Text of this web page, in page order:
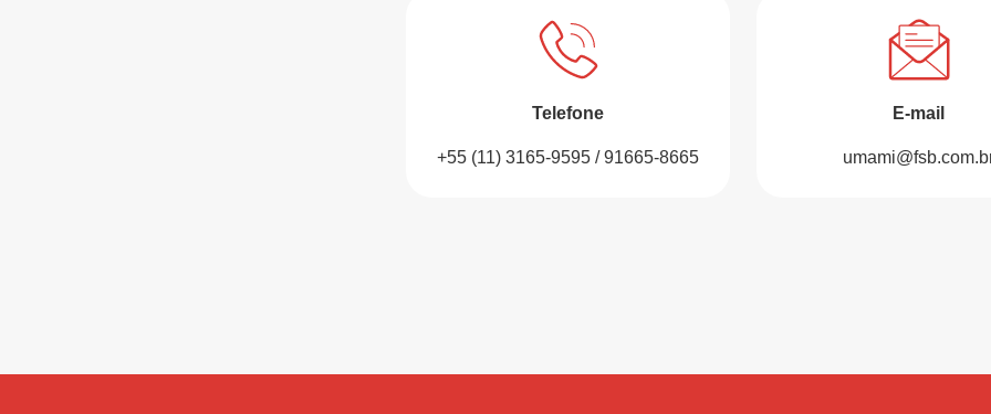
Telefone
+55 (11) 3165-9595 / 91665-8665
E-mail